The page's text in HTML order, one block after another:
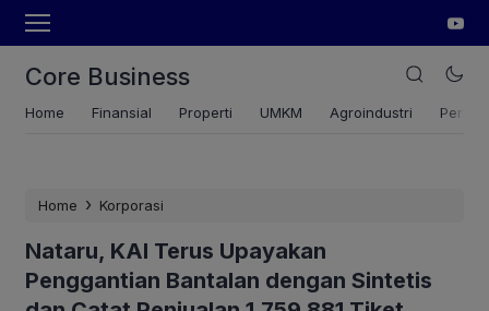
Core Business
Home Finansial Properti UMKM Agroindustri
Home › Korporasi
Nataru, KAI Terus Upayakan
Penggantian Bantalan dengan Sintetis